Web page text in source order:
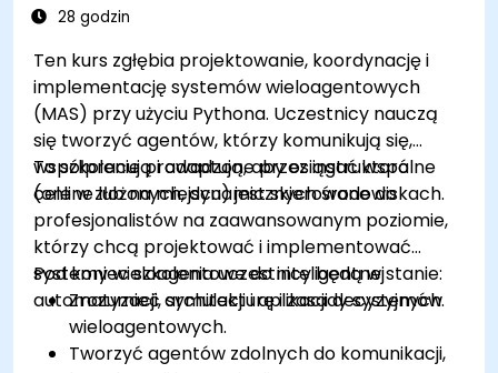
28 godzin
Ten kurs zgłębia projektowanie, koordynację i
implementację systemów wieloagentowych
(MAS) przy użyciu Pythona. Uczestnicy nauczą
się tworzyć agentów, którzy komunikują się,
współpracują i adaptują, aby osiągać wspólne
cele w złożonych, dynamicznych środowiskach.
To szkolenie prowadzone przez instruktora
(online lub na miejscu) jest skierowane do
profesjonalistów na zaawansowanym poziomie,
którzy chcą projektować i implementować
systemy wieloagentowe do inteligentnej
automatyzacji, symulacji i aplikacji decyzyjnych.
Pod koniec szkolenia uczestnicy będą w stanie:
Zrozumieć architekturę i zasady systemów
wieloagentowych.
Tworzyć agentów zdolnych do komunikacji,